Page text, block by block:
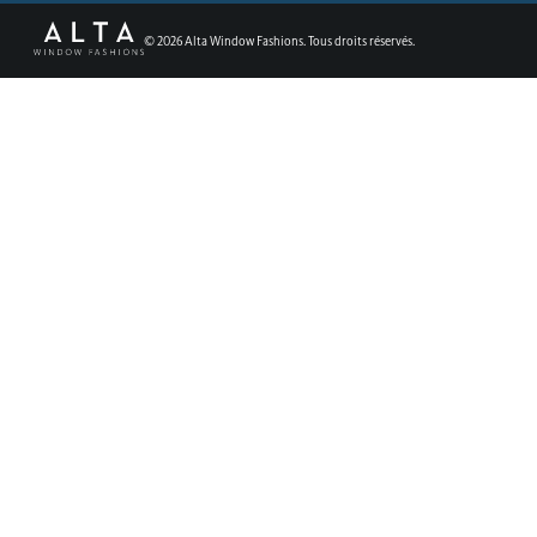
©2026Alta Window Fashions. Tous droits réservés.